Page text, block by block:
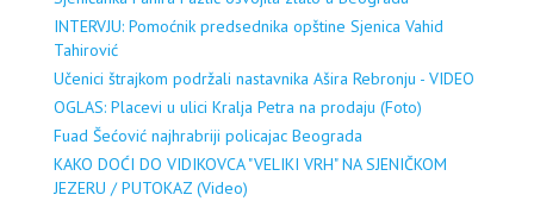
INTERVJU: Pomoćnik predsednika opštine Sjenica Vahid
Tahirović
Učenici štrajkom podržali nastavnika Ašira Rebronju - VIDEO
OGLAS: Placevi u ulici Kralja Petra na prodaju (Foto)
Fuad Šećović najhrabriji policajac Beograda
KAKO DOĆI DO VIDIKOVCA "VELIKI VRH" NA SJENIČKOM
JEZERU / PUTOKAZ (Video)